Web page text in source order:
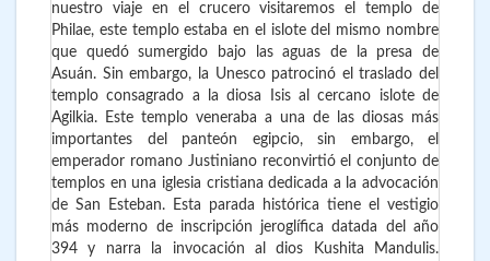
nuestro viaje en el crucero visitaremos el templo de
Philae, este templo estaba en el islote del mismo nombre
que quedó sumergido bajo las aguas de la presa de
Asuán. Sin embargo, la Unesco patrocinó el traslado del
templo consagrado a la diosa Isis al cercano islote de
Agilkia. Este templo veneraba a una de las diosas más
importantes del panteón egipcio, sin embargo, el
emperador romano Justiniano reconvirtió el conjunto de
templos en una iglesia cristiana dedicada a la advocación
de San Esteban. Esta parada histórica tiene el vestigio
más moderno de inscripción jeroglífica datada del año
394 y narra la invocación al dios Kushita Mandulis.